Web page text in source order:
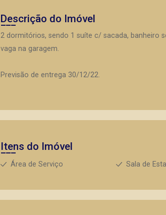
Descrição do Imóvel
2 dormitórios, sendo 1 suíte c/ sacada, banheiro
vaga na garagem.
Previsão de entrega 30/12/22.
Itens do Imóvel
Área de Serviço Sala de